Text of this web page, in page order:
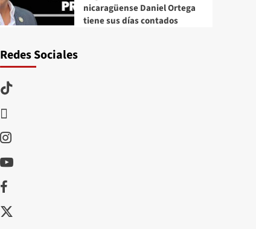
nicaragüense Daniel Ortega
tiene sus días contados
Redes Sociales
TikTok
Instagram
Youtube
Facebook
X